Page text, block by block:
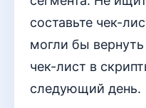
составьте чек-
могли бы вернуть
чек-лист в
следующий день.